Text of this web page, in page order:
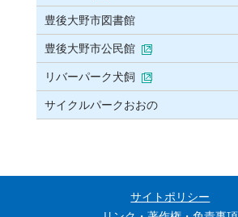
豊後大野市図書館
豊後大野市公民館
リバーパーク犬飼
サイクルパークおおの
サイトポリシー